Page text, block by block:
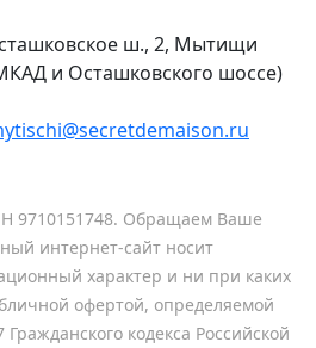
ш., 2, Мытищи
и Осташковского шоссе)
9710151748. Обращаем Ваше
интернет-сайт носит
характер и ни при каких
офертой, определяемой
кодекса Российской